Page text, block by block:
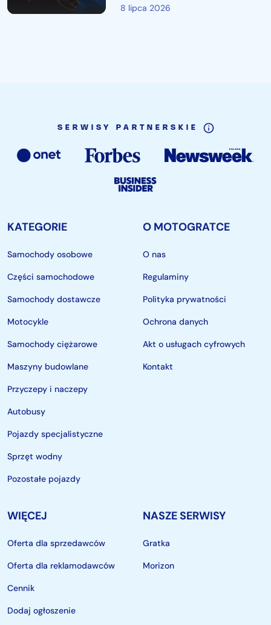
8 lipca 2026
SERWISY PARTNERSKIE
KATEGORIE
Samochody osobowe
Części samochodowe
Samochody dostawcze
Motocykle
Samochody ciężarowe
Maszyny budowlane
Przyczepy i naczepy
Autobusy
Pojazdy specjalistyczne
Sprzęt wodny
Pozostałe pojazdy
O MOTOGRATCE
O nas
Regulaminy
Polityka prywatności
Ochrona danych
Akt o usługach cyfrowych
Kontakt
WIĘCEJ
Oferta dla sprzedawców
Oferta dla reklamodawców
Cennik
Dodaj ogłoszenie
NASZE SERWISY
Gratka
Morizon